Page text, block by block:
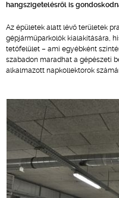
hangszigetelésről is
Az épületek alatt lévő területek
gépjárműparkolók kialakítására,
tetőfelület – ami egyébként
szabadon maradhat a gépészeti
alkalmazott napkollektorok